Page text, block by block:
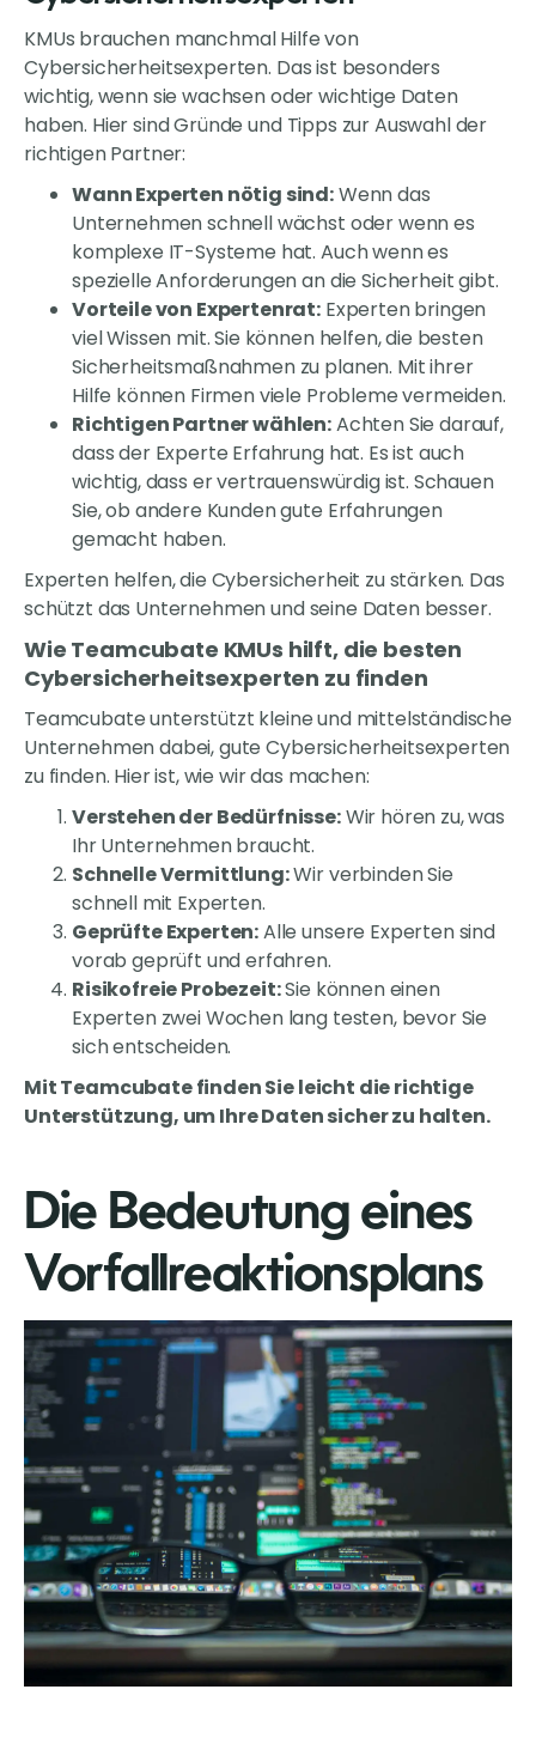
KMUs brauchen manchmal Hilfe von
Cybersicherheitsexperten. Das ist besonders
wichtig, wenn sie wachsen oder wichtige Daten
haben. Hier sind Gründe und Tipps zur Auswahl der
richtigen Partner:
Wann Experten nötig sind:Wenn das
Unternehmen schnell wächst oder wenn es
komplexe IT-Systeme hat. Auch wenn es
spezielle Anforderungen an die Sicherheit gibt.
Vorteile von Expertenrat: Experten bringen
viel Wissen mit. Sie können helfen, die besten
Sicherheitsmaßnahmen zu planen. Mit ihrer
Hilfe können Firmen viele Probleme vermeiden.
Richtigen Partner wählen:Achten Sie darauf,
dass der Experte Erfahrung hat. Es ist auch
wichtig, dass er vertrauenswürdig ist. Schauen
Sie, ob andere Kunden gute Erfahrungen
gemacht haben.
Experten helfen, die Cybersicherheit zu stärken. Das
schützt das Unternehmen und seine Daten besser.
Wie Teamcubate KMUs hilft, die besten
Cybersicherheitsexperten zu finden
Teamcubate unterstützt kleine und mittelständische
Unternehmen dabei, gute Cybersicherheitsexperten
zu finden. Hier ist, wie wir das machen:
Verstehen der Bedürfnisse:Wir hören zu, was
Ihr Unternehmen braucht.
Schnelle Vermittlung:Wir verbinden Sie
schnell mit Experten.
Geprüfte Experten:Alle unsere Experten sind
vorab geprüft und erfahren.
Risikofreie Probezeit:Sie können einen
Experten zwei Wochen lang testen, bevor Sie
sich entscheiden.
Mit Teamcubate finden Sie leicht die richtige
Unterstützung, um Ihre Daten sicher zu halten.
Die Bedeutung eines
Vorfallreaktionsplans